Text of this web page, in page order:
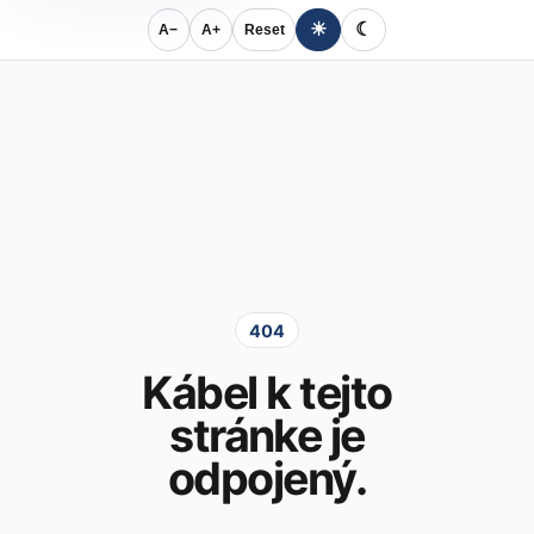
A− A+ Reset ☀ ☾
404
Kábel k tejto
stránke je
odpojený.